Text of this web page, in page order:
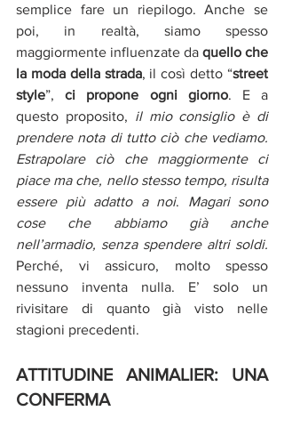
semplice fare un riepilogo. Anche se
poi, in realtà, siamo spesso
maggiormente influenzate da quello che
la moda della strada, il così detto “street
style”, ci propone ogni giorno. E a
questo proposito, il mio consiglio è di
prendere nota di tutto ciò che vediamo.
Estrapolare ciò che maggiormente ci
piace ma che, nello stesso tempo, risulta
essere più adatto a noi. Magari sono
cose che abbiamo già anche
nell’armadio, senza spendere altri soldi.
Perché, vi assicuro, molto spesso
nessuno inventa nulla. E’ solo un
rivisitare di quanto già visto nelle
stagioni precedenti.
ATTITUDINE ANIMALIER: UNA
CONFERMA